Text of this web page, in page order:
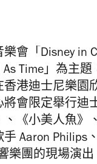
會「Disney in
As Time」為主
香港迪士尼樂園
將會限定舉行迪
《小美人魚》
Aaron Philips
樂團的現場演